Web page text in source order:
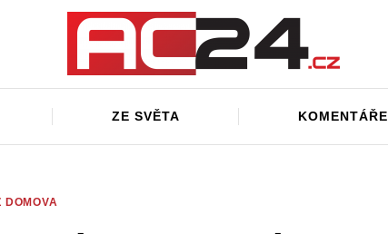
ZE SVĚTA KOMENTÁŘE
DOMOVA